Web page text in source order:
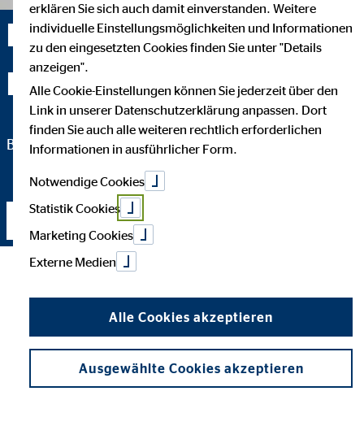
Michael Mochmann —
Hamburg
Bezirksleiter für die OVB Vermögensberatung AG
Kontakt aufnehmen
erklären Sie sich auch damit einverstanden. Weitere
individuelle Einstellungsmöglichkeiten und Informationen
zu den eingesetzten Cookies finden Sie unter "Details
anzeigen".
Alle Cookie-Einstellungen können Sie jederzeit über den
Link in unserer Datenschutzerklärung anpassen. Dort
finden Sie auch alle weiteren rechtlich erforderlichen
Informationen in ausführlicher Form.
Notwendige Cookies
Statistik Cookies
Marketing Cookies
Externe Medien
Alle Cookies akzeptieren
Ausgewählte Cookies akzeptieren